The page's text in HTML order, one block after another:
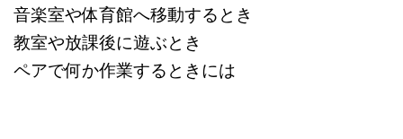
音楽室や体育館へ移動するとき
教室や放課後に遊ぶとき
ペアで何か作業するときには